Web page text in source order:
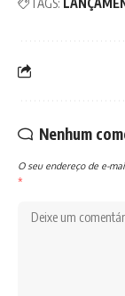
TAGS:
Nenhum
O seu endereço de e-
*